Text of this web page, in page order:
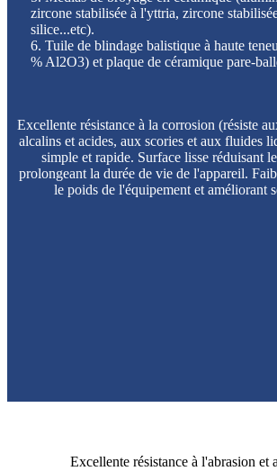
zircone stabilisée à l'yttria, zircone
silice...etc).
6. Tuile de blindage balistique à haute
% Al2O3) et plaque de céramique pare-
Excellente résistance à la corrosion (résiste
alcalins et acides, aux scories et aux fluides
simple et rapide. Surface lisse réduisant
prolongeant la durée de vie de l'appareil.
le poids de l'équipement et améliorant
Excellente résistance à l'abrasion et